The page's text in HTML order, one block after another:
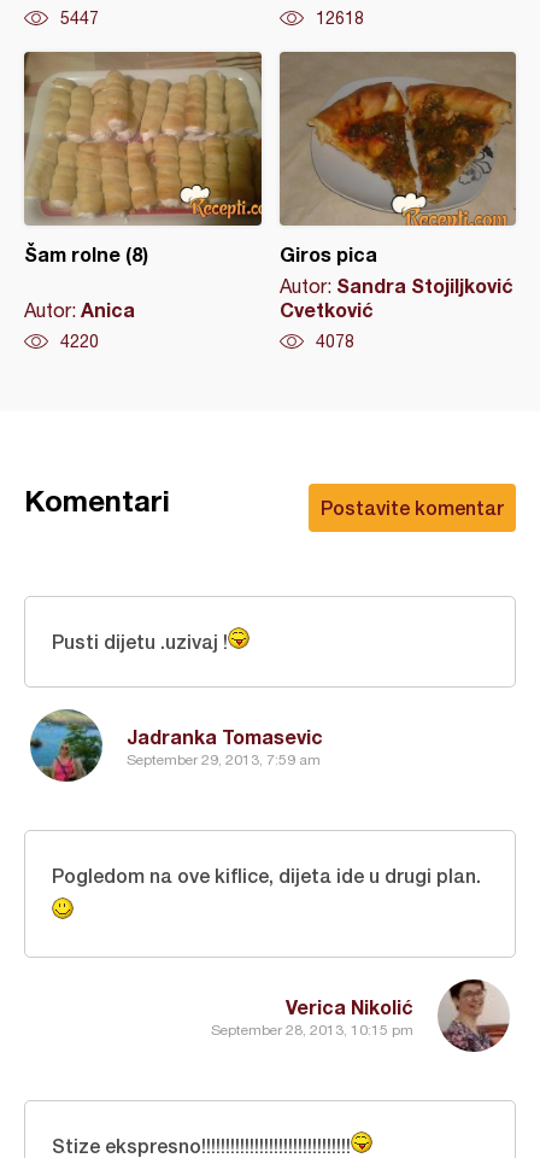
5447 12618
Šam rolne (8)
Autor: Anica
4220
Giros pica
Autor: Sandra Stojiljković
Cvetković
4078
Postavite komentar
Komentari
Jadranka Tomasevic
September 29, 2013, 7:59 am
Pusti dijetu .uzivaj !
Verica Nikolić
September 28, 2013, 10:15 pm
Pogledom na ove kiflice, dijeta ide u drugi plan.
Stize ekspresno!!!!!!!!!!!!!!!!!!!!!!!!!!!!!!!